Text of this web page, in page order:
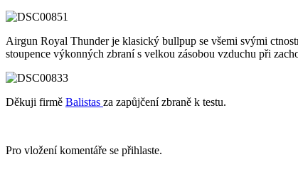
Airgun Royal Thunder je klasický bullpup se všemi svými
stoupence výkonných zbraní s velkou zásobou vzduchu při
Děkuji firmě Balistas za zapůjčení zbraně k testu.
Pro vložení komentáře se přihlaste.